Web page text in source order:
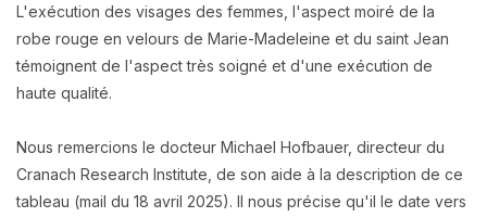
L'exécution des visages des femmes, l'aspect moiré de la
robe rouge en velours de Marie-Madeleine et du saint Jean
témoignent de l'aspect très soigné et d'une exécution de
haute qualité.
Nous remercions le docteur Michael Hofbauer, directeur du
Cranach Research Institute, de son aide à la description de ce
tableau (mail du 18 avril 2025). Il nous précise qu'il le date vers